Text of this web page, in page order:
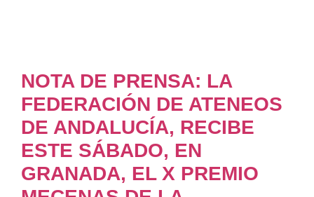
NOTA DE PRENSA: LA
FEDERACIÓN DE ATENEOS
DE ANDALUCÍA, RECIBE
ESTE SÁBADO, EN
GRANADA, EL X PREMIO